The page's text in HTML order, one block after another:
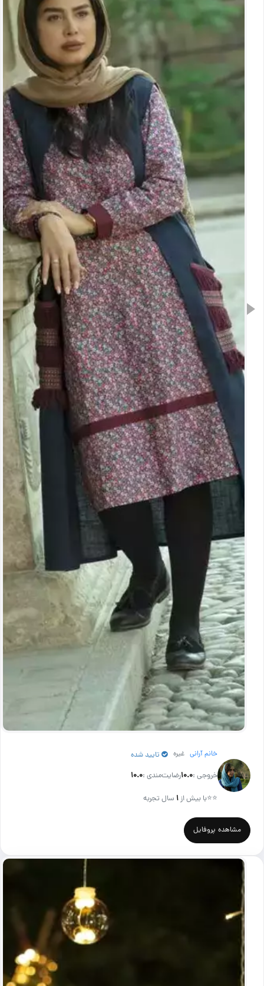
خانم آرانی غیره تایید شده
خروجی :۱۰.۰رضایت‌مندی :۱۰.۰
⭐⭐با بیش از۱ سال تجربه
مشاهده پروفایل